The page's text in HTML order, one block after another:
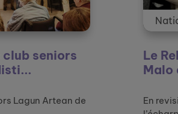
Nationale
Le Relais amical de Saint-
Malo décroche le 1er p...
En revisitant une œuvre d’art, Le Jeu de